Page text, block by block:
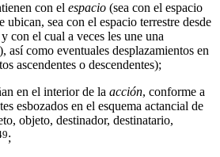
con el espacio (sea con el espacio
ubican, sea con el espacio terrestre desde
con el cual a veces les une una
así como eventuales desplazamientos en
ascendentes o descendentes);
en el interior de la acción, conforme a
esbozados en el esquema actancial de
objeto, destinador, destinatario,
;